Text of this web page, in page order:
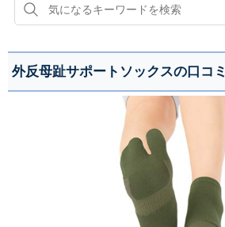
外反母趾サポートソックスの口コミ